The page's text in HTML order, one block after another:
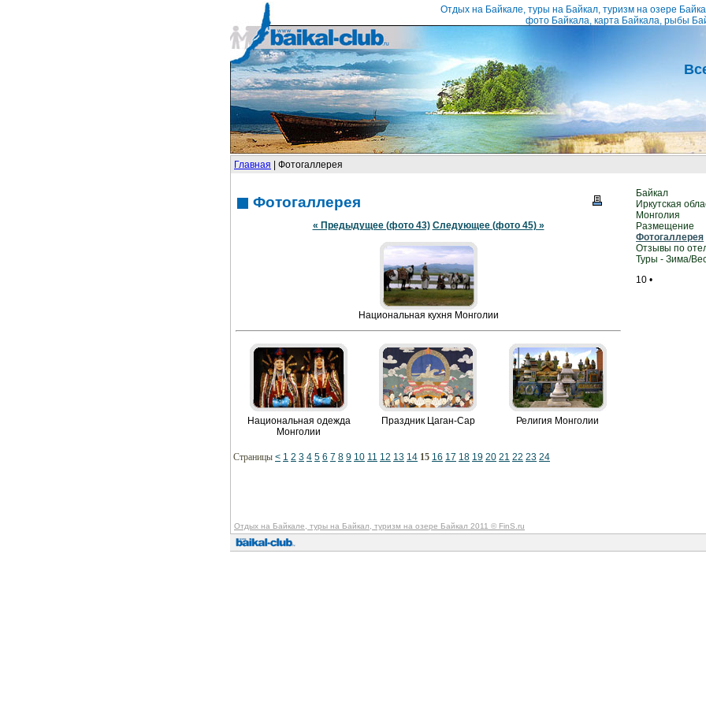
Отдых на Байкале, туры на Байкал, туризм на озере
фото Байкала, карта Байкала, рыбы
Главная | Фотогаллерея
Фотогаллерея
« Предыдущее (фото 43) Следующее (фото 45) »
Национальная кухня Монголии
Национальная одежда
Монголии
Праздник Цаган-Сар Религия Монголии
Страницы < 1 2 3 4 5 6 7 8 9 10 11 12 13 14 15 16 17 18 19 20 21 22 23 24
Байкал
Иркутская
Монголия
Размещение
Фотогаллерея
Отзывы по
Туры - Зима/
10 •
Отдых на Байкале, туры на Байкал, туризм на озере Байкал 2011 © FinS.ru